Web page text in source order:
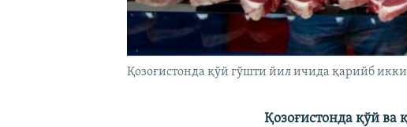
Қозоғистонда қўй гўшти йил ичида қарийб
Қозоғистонда қўй ва